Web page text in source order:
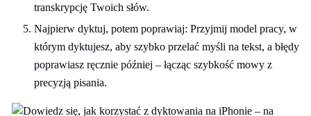
transkrypcję Twoich słów.
Najpierw dyktuj, potem poprawiaj: Przyjmij model pracy, w
którym dyktujesz, aby szybko przelać myśli na tekst, a błędy
poprawiasz ręcznie później – łącząc szybkość mowy z
precyzją pisania.